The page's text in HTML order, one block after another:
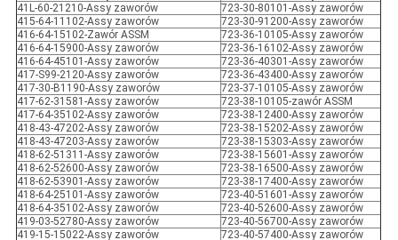
41L-60-21210-Assy zaworów
723-30-80101-Assy zaworów
415-64-11102-Assy zaworów
723-30-91200-Assy zaworów
416-64-15102-Zawór ASSM
723-36-10105-Assy zaworów
416-64-15900-Assy zaworów
723-36-16102-Assy zaworów
416-64-45101-Assy zaworów
723-36-40301-Assy zaworów
417-S99-2120-Assy zaworów
723-36-43400-Assy zaworów
417-30-B1190-Assy zaworów
723-37-10105-Assy zaworów
417-62-31581-Assy zaworów
723-38-10105-zawór ASSM
417-64-35102-Assy zaworów
723-38-12400-Assy zaworów
418-43-47202-Assy zaworów
723-38-15202-Assy zaworów
418-43-47203-Assy zaworów
723-38-15303-Assy zaworów
418-62-51311-Assy zaworów
723-38-15601-Assy zaworów
418-62-52600-Assy zaworów
723-38-16500-Assy zaworów
418-62-53901-Assy zaworów
723-38-17400-Assy zaworów
418-64-25101-Assy zaworów
723-40-51601-Assy zaworów
418-64-35102-Assy zaworów
723-40-52600-Assy zaworów
419-03-52780-Assy zaworów
723-40-56700-Assy zaworów
419-15-15022-Assy zaworów
723-40-57400-Assy zaworów